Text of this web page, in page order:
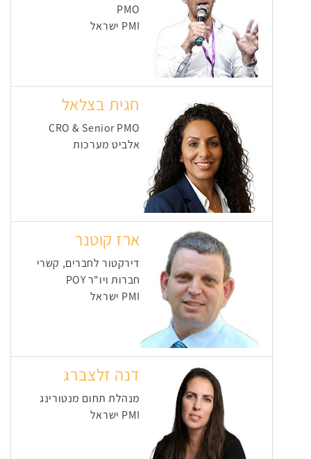
PMO
PMI ישראל
חגית בצלאל
CRO & Senior PMO
אלביט מערכות
ארז קוטנר
דירקטור לחברים, קשרי
חברות ויו"ר POY
PMI ישראל
דנה זלצברג
מנהלת תחום מנטורינג
PMI ישראל